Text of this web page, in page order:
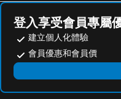
登入享受會員專屬
建立個人化體驗
會員優惠和會員價